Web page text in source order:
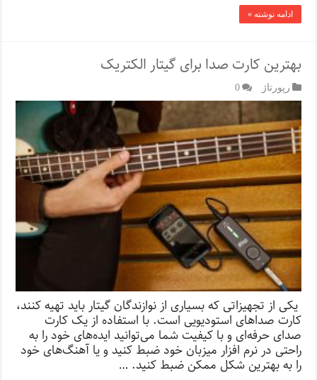
ادامه نوشته »
بهترین کارت صدا برای گیتار الکتریک
رپورتاژ‌ 0
یکی از تجهیزاتی که بسیاری از نوازندگان گیتار باید تهیه کنند،
کارت صداهای استودیویی است. با استفاده از یک کارت
صدای حرفه‌ای و با کیفیت شما می‌توانید ایده‌های خود را به
راحتی در نرم افزار میزبان خود ضبط کنید و یا آهنگ‌های خود
را به بهترین شکل ممکن ضبط کنید. …